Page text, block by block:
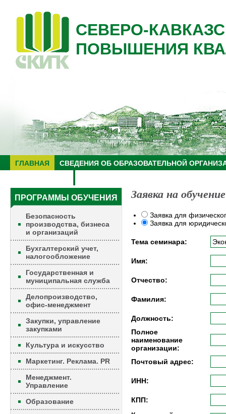
СЕВЕРО-
ПОВЫШЕНИЯ
ГЛАВНАЯ
СВЕДЕНИЯ ОБ ОБРАЗОВАТЕЛЬНОЙ
ПРОГРАММЫ ОБУЧЕНИЯ
Безопасность
производства, бизнеса
и организаций
Бухгалтерский учет,
налогообложение
Государственная и
муниципальная служба
Делопроизводство,
офис-менеджмент
Закупки, управление
закупками
Культура и искусство
Маркетинг. Реклама. PR
Менеджмент.
Управление
Образование
Заявка на обучение
Заявка для
Заявка для
Тема семинара:
Имя:
Отчество:
Фамилия:
Должность:
Полное
наименование
организации:
Почтовый адрес:
ИНН:
КПП: